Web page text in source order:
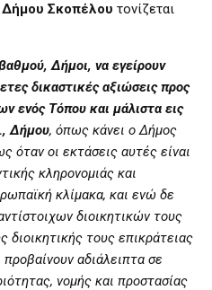
Δήμου Σκοπέλου τονίζεται
Δήμοι, να εγείρουν
δικαστικές αξιώσεις προς
ενός Τόπου και μάλιστα εις
Δήμου, όπως κάνει ο Δήμος
όταν οι εκτάσεις αυτές είναι
κληρονομιάς και
κλίμακα, και ενώ δε
διοικητικών τους
τους επικράτειας
αδιάλειπτα σε
νομής και προστασίας